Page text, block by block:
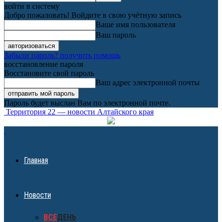
войти в систему
Добро пожаловать! Войдите в свою учётную запись
Ваше имя пользователя
Ваш пароль
Забыли пароль? получить помощь
восстановление пароля
Восстановите свой пароль
Ваш адрес электронной почты
Пароль будет выслан Вам по электронной почте.
Территория 22 — новости Алтайского края
Главная
Новости
ВСЕДЕНЬ